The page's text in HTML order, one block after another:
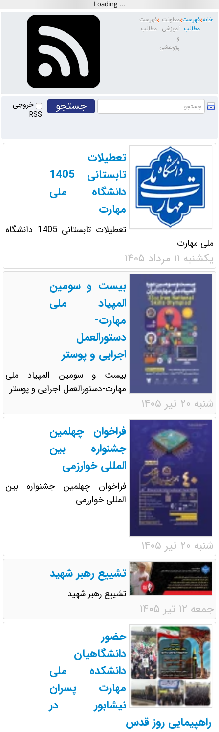
خانه فهرست
مطالب
معاونت
آموزشی
و
پژوهشی
فهرست
مطالب
خروجی
RSS
تعطیلات
تابستانی 1405
دانشگاه ملی
مهارت
تعطیلات تابستانی 1405 دانشگاه
ملی مهارت
یکشنبه ۱۱ مرداد ۱۴۰۵
بیست و سومین
المپیاد ملی
مهارت-
دستورالعمل
اجرایی و پوستر
بیست و سومین المپیاد ملی
مهارت-دستورالعمل اجرایی و پوستر
شنبه ۲۰ تیر ۱۴۰۵
فراخوان چهلمین
جشنواره بین
المللی خوارزمی
فراخوان چهلمین جشنواره بین
المللی خوارزمی
شنبه ۲۰ تیر ۱۴۰۵
تشییع رهبر شهید
تشییع رهبر شهید
جمعه ۱۲ تیر ۱۴۰۵
حضور
دانشگاهیان
دانشکده ملی
مهارت پسران
نیشابور در
راهپیمایی روز قدس